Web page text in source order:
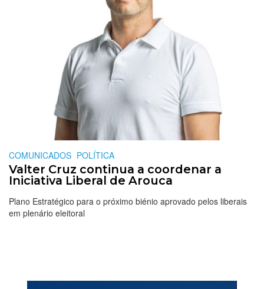
COMUNICADOS POLÍTICA
Valter Cruz continua a coordenar a
Iniciativa Liberal de Arouca
Plano Estratégico para o próximo biénio aprovado pelos liberais
em plenário eleitoral